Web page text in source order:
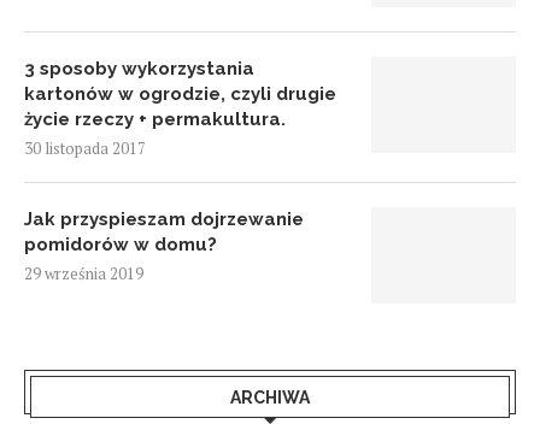
3 sposoby wykorzystania
kartonów w ogrodzie, czyli drugie
życie rzeczy + permakultura.
30 listopada 2017
Jak przyspieszam dojrzewanie
pomidorów w domu?
29 września 2019
ARCHIWA